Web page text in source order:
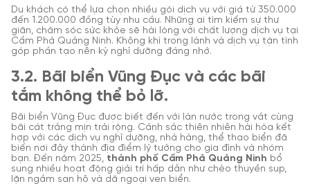
Du khách có thể lựa chọn nhiều gói dịch vụ với giá từ 350.000
đến 1.200.000 đồng tùy nhu cầu. Những ai tìm kiếm sự thư
giãn, chăm sóc sức khỏe sẽ hài lòng với chất lượng dịch vụ tại
Cẩm Phả Quảng Ninh. Không khí trong lành và dịch vụ tận tình
góp phần tạo nên kỳ nghỉ dưỡng đáng nhớ.
3.2. Bãi biển Vũng Đục và các bãi
tắm không thể bỏ lỡ.
Bãi biển Vũng Đục được biết đến với làn nước trong vắt cùng
bãi cát trắng mịn trải rộng. Cảnh sắc thiên nhiên hài hòa kết
hợp với các dịch vụ nghỉ dưỡng, nhà hàng, thể thao biển đã
biến nơi đây thành địa điểm lý tưởng cho gia đình và nhóm
bạn. Đến năm 2025, thành phố Cẩm Phả Quảng Ninh bổ
sung nhiều hoạt động giải trí hấp dẫn như chèo thuyền sup,
lặn ngắm san hô và dã ngoại ven biển.